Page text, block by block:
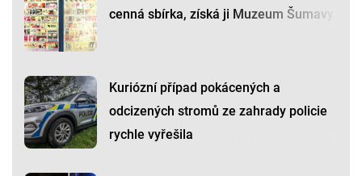
cenná sbírka, získá ji Muzeum Šumavy
Kuriózní případ pokácených a
odcizených stromů ze zahrady policie
rychle vyřešila